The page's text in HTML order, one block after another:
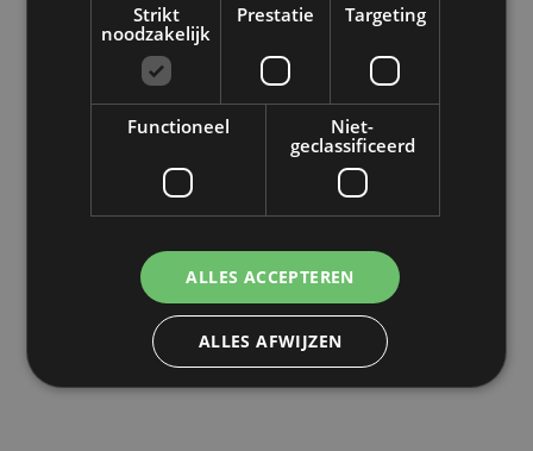
Lees meer
Strikt
noodzakelijk
Prestatie Targeting
Functioneel
Niet-
geclassificeerd
ALLES ACCEPTEREN
ALLES AFWIJZEN